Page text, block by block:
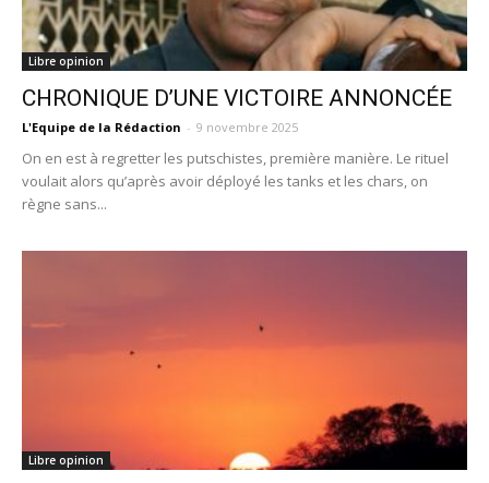
Libre opinion
CHRONIQUE D’UNE VICTOIRE ANNONCÉE
L'Equipe de la Rédaction - 9 novembre 2025
On en est à regretter les putschistes, première manière. Le rituel
voulait alors qu’après avoir déployé les tanks et les chars, on
règne sans...
Libre opinion